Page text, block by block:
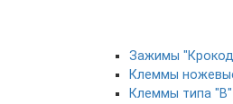
Зажимы
Клеммы
Клеммы типа "B"